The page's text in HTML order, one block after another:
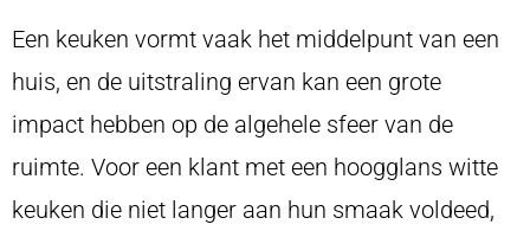
Een keuken vormt vaak het middelpunt van een
huis, en de uitstraling ervan kan een grote
impact hebben op de algehele sfeer van de
ruimte. Voor een klant met een hoogglans witte
keuken die niet langer aan hun smaak voldeed,